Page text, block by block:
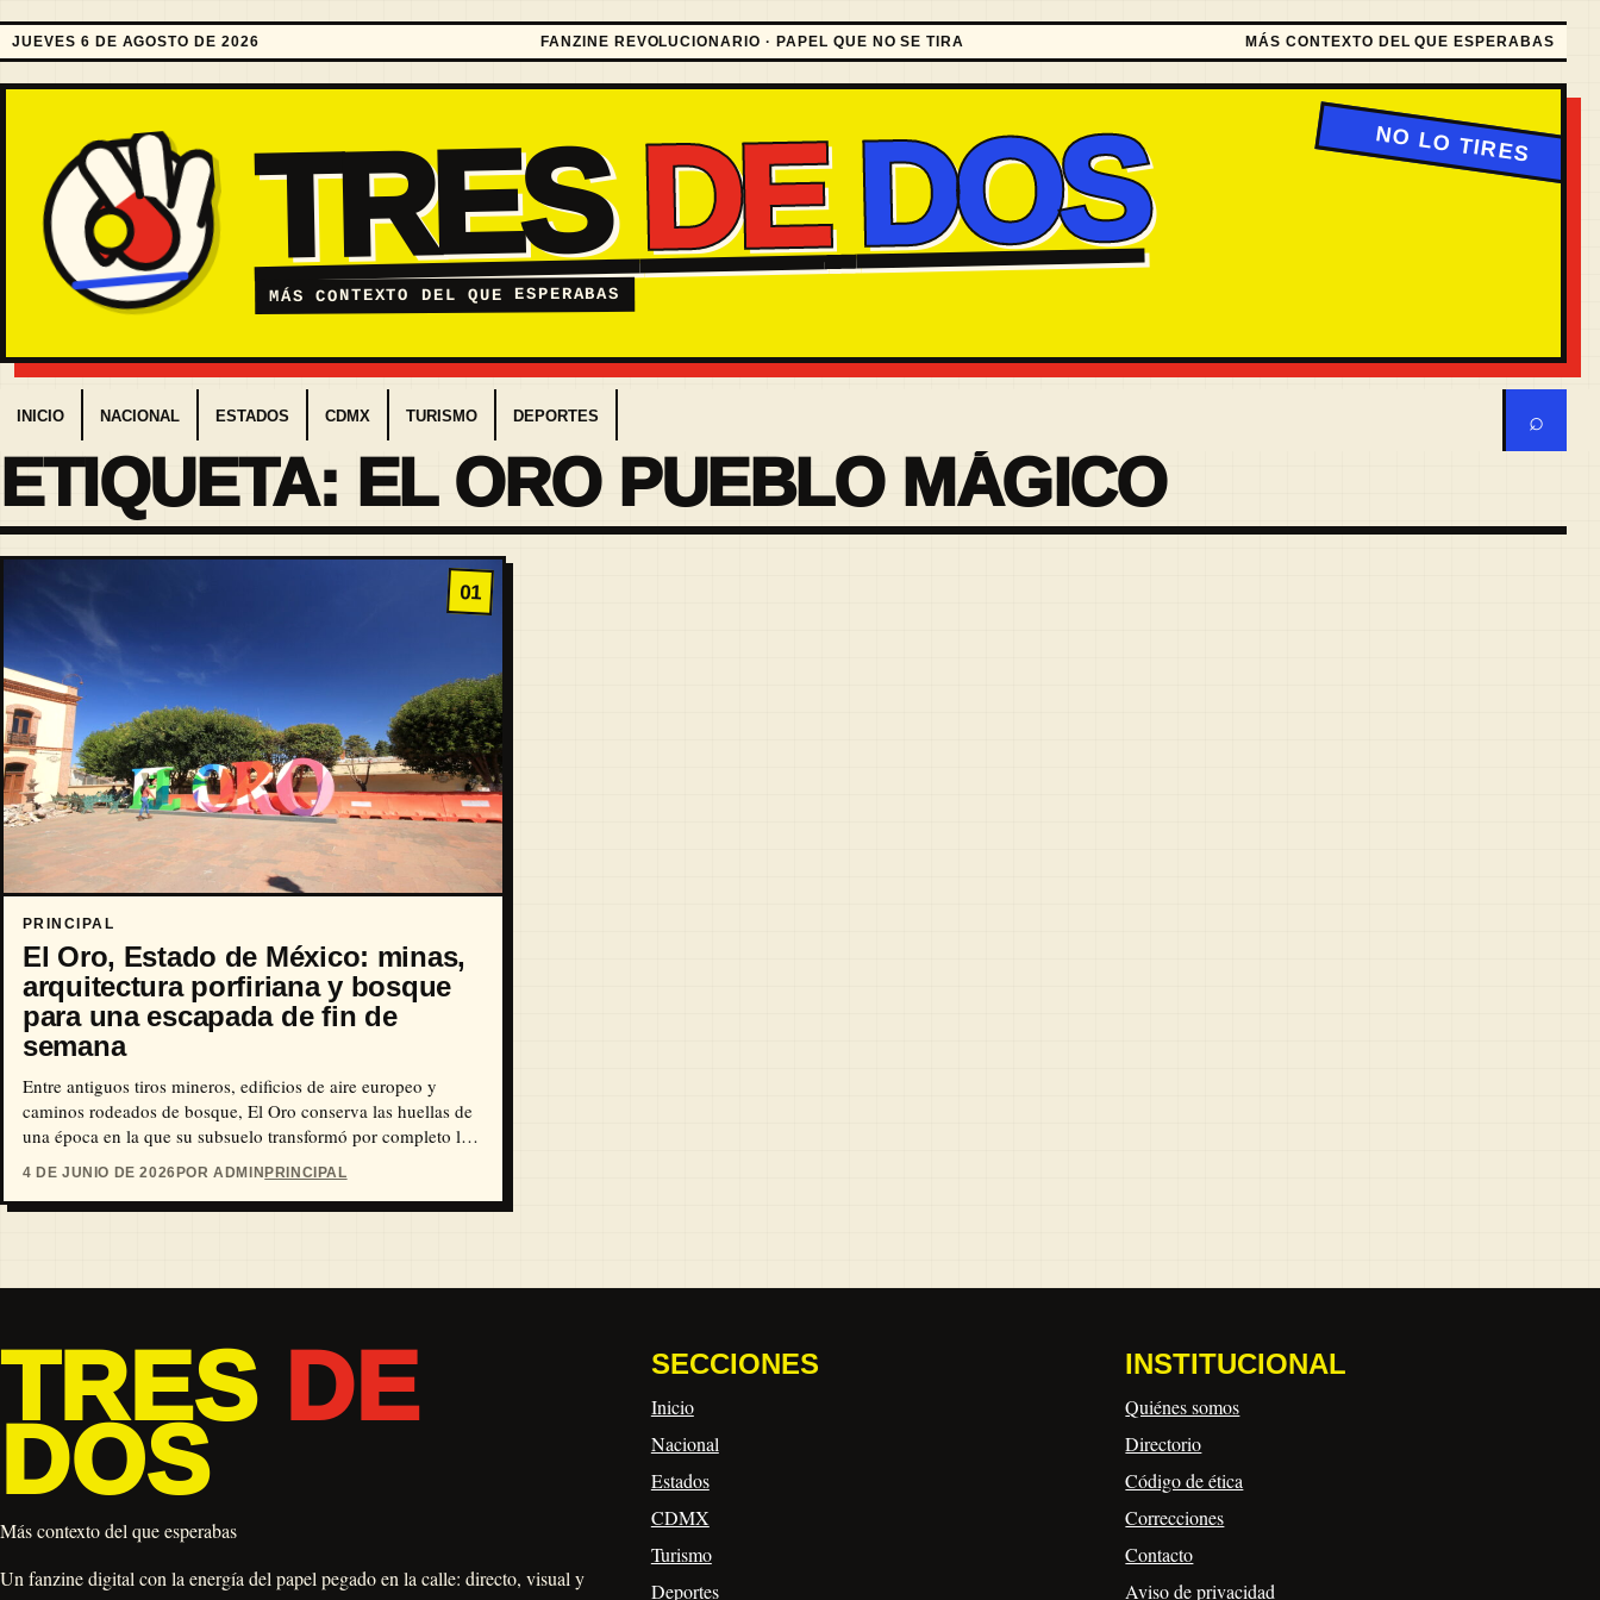
JUEVES 6 DE AGOSTO DE 2026 FANZINE REVOLUCIONARIO · PAPEL QUE NO SE TIRA MÁS CONTEXTO DEL QUE ESPERABAS
TRESDE DOS
MÁS CONTEXTO DEL QUE ESPERABAS
INICIO NACIONAL ESTADOS CDMX TURISMO DEPORTES ⌕
ETIQUETA: EL ORO PUEBLO MÁGICO
01
PRINCIPAL
El Oro, Estado de México: minas,
arquitectura porfiriana y bosque
para una escapada de fin de
semana
Entre antiguos tiros mineros, edificios de aire europeo y
caminos rodeados de bosque, El Oro conserva las huellas de
una época en la que su subsuelo transformó por completo la
es una buena opción para caminar sin prisa, entrar a un
socavón, probar sabores locales y descansar junto a la Presa
4 DE JUNIO DE 2026POR ADMINPRINCIPAL
TRES DE
DOS
Más contexto del que esperabas
Un fanzine digital con la energía del papel pegado en la calle: directo, visual y
SECCIONES
Inicio
Nacional
Estados
CDMX
Turismo
Deportes
INSTITUCIONAL
Quiénes somos
Directorio
Código de ética
Correcciones
Contacto
Aviso de privacidad